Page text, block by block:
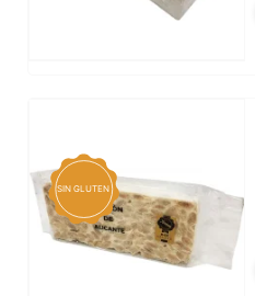
SIN GLUTEN